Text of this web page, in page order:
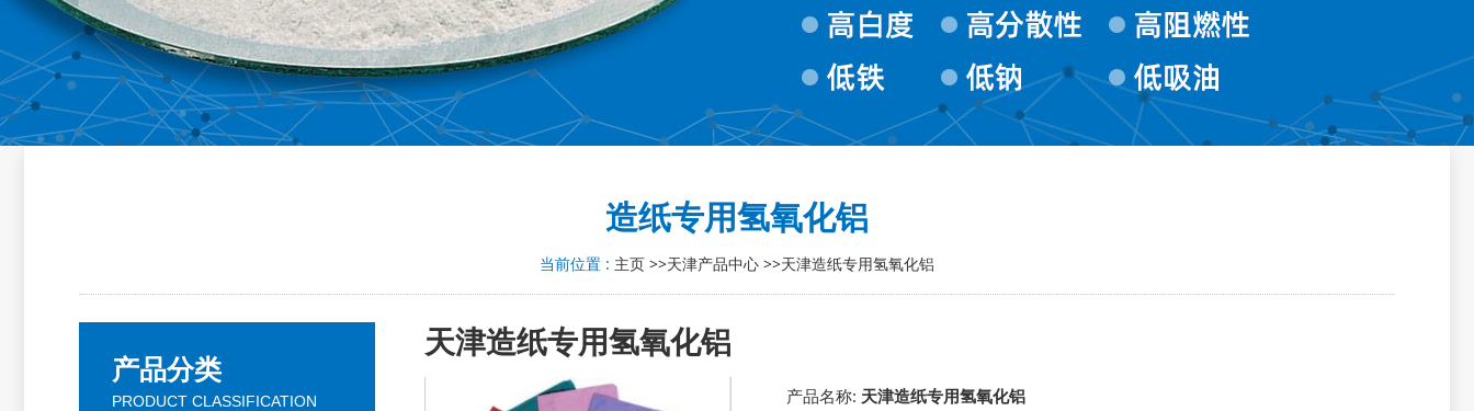
造纸专用氢氧化铝
当前位置 : 主页 >>天津产品中心 >>天津造纸专用氢氧化铝
产品分类
PRODUCT CLASSIFICATION
天津造纸专用氢氧化铝
产品名称: 天津造纸专用氢氧化铝